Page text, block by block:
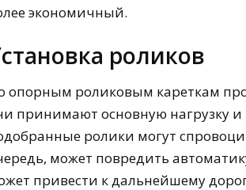
экономичный.
роликов
опорным роликовым кареткам
принимают основную нагрузку
ролики могут
может повредить
привести к дальнейшему